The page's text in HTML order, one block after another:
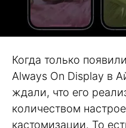
Когда только
Always On Display в
ждали, что его
количеством
кастомизации. То